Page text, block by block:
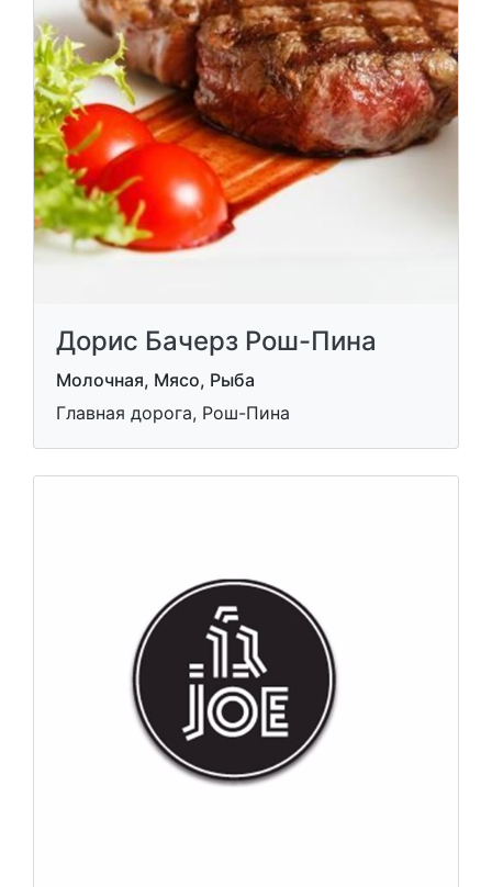
Дорис Бачерз Рош-Пина
Молочная, Мясо, Рыба
Главная дорога, Рош-Пина